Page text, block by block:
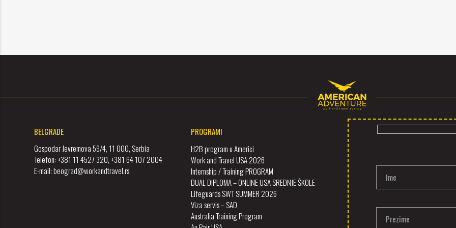
BELGRADE
Gospodar Jevremova 59/4, 11 000, Serbia
Telefon: +381 11 4527 320, +381 64 107 2004
E-mail: beograd@workandtravel.rs
PROGRAMI
H2B program u Americi
Work and Travel USA 2026
Internship / Training PROGRAM
DUAL DIPLOMA – ONLINE USA SREDNJE ŠKOLE
Lifeguards SWT SUMMER 2026
Viza servis – SAD
Australia Training Program
Ime
Prezime